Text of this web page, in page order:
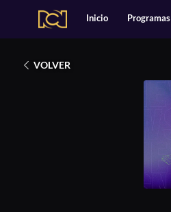
Inicio Programas
Entretenimiento
Estilo de Vida
Noticias
Podcasts Exclusivos
VOLVER